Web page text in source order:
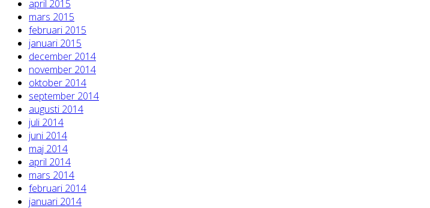
april 2015
mars 2015
februari 2015
januari 2015
december 2014
november 2014
oktober 2014
september 2014
augusti 2014
juli 2014
juni 2014
maj 2014
april 2014
mars 2014
februari 2014
januari 2014